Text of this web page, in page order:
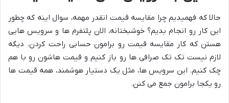
حالا که فهمیدیم چرا مقایسه قیمت انقدر مهمه، سوال اینه که چطور
این کار رو انجام بدیم؟ خوشبختانه، الان پلتفرم ها و سرویس هایی
هستن که کار مقایسه قیمت رو برامون حسابی راحت کردن. دیگه
لازم نیست تک تک صرافی ها رو باز کنیم و قیمت هاشون رو با هم
چک کنیم. این سرویس ها، مثل یک دستیار هوشمند، همه قیمت ها
رو یکجا برامون جمع می کنن.